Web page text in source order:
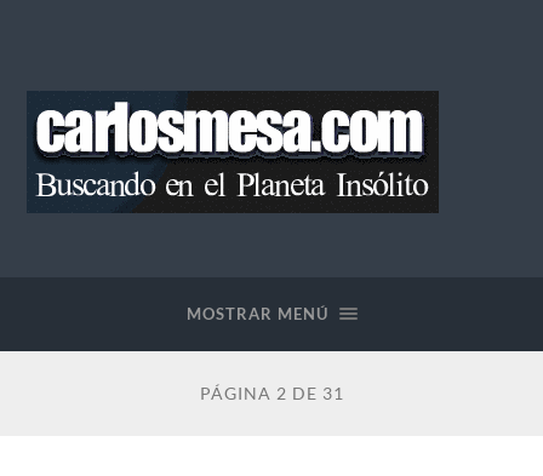
MOSTRAR MENÚ
PÁGINA 2 DE 31